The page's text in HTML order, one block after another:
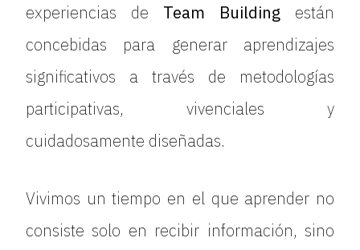
experiencias de Team Building están
concebidas para generar aprendizajes
significativos a través de metodologías
participativas, vivenciales y
cuidadosamente diseñadas.
Vivimos un tiempo en el que aprender no
consiste solo en recibir información, sino